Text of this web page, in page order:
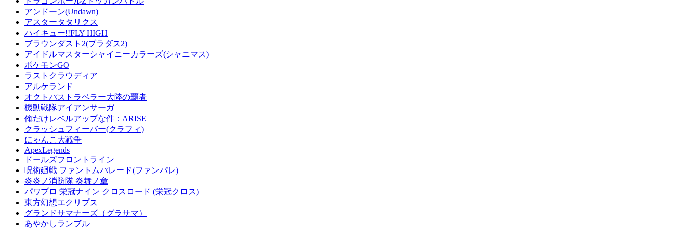
アンドーン(Undawn)
アスタータタリクス
ハイキュー!!FLY HIGH
ブラウンダスト2(ブラダス2)
アイドルマスターシャイニーカラーズ(シャニマス)
ポケモンGO
ラストクラウディア
アルケランド
オクトパストラベラー大陸の覇者
機動戦隊アイアンサーガ
俺だけレベルアップな件：ARISE
クラッシュフィーバー(クラフィ)
にゃんこ大戦争
ApexLegends
ドールズフロントライン
呪術廻戦 ファントムパレード(ファンパレ)
炎炎ノ消防隊 炎舞ノ章
パワプロ 栄冠ナイン クロスロード (栄冠クロス)
東方幻想エクリプス
グランドサマナーズ（グラサマ）
あやかしランブル